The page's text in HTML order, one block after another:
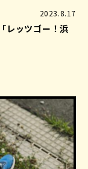
2023.8.17
レッツゴー！浜